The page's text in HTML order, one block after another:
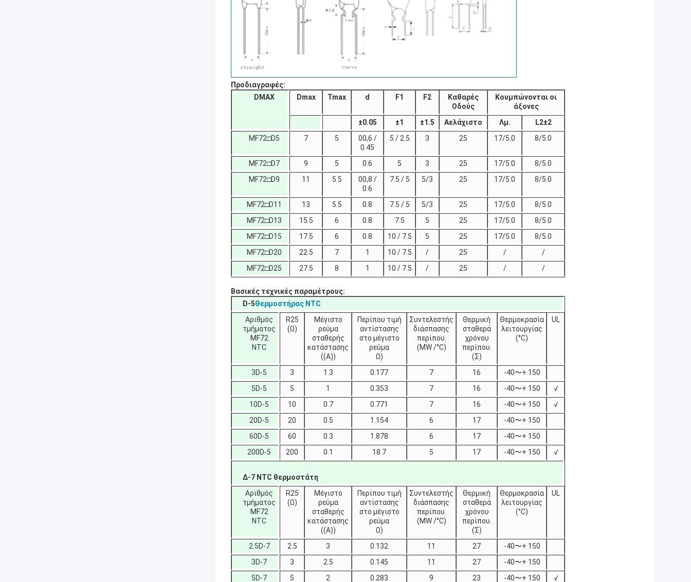
Προδιαγραφές:
DMAX
Dmax Tmax d F1 F2
Καθαρές
Οδούς
Κουμπώνονται οι
άξονες
±0.05 ±1 ±1.5 Αελάχιστο Λμ.
L2±2
MF72□D5
7 5
00,6 /
0.45
5 / 2.5 3 25 17/5.0 8/5.0
MF72□D7 9 5 0.6 5 3 25 17/5.0
8/5.0
MF72□D9
11 5.5
00,8 /
0.6
7.5 / 5 5/3 25 17/5.0 8/5.0
MF72□D11 13 5.5 0.8 7.5 / 5 5/3 25 17/5.0
8/5.0
MF72□D13
15.5 6 0.8 7.5 5 25 17/5.0
8/5.0
MF72□D15
17.5 6 0.8 10 / 7.5 5 25 17/5.0
8/5.0
MF72□D20
22.5 7 1 10 / 7.5 / 25 /
/
MF72□D25
27.5 8 1 10 / 7.5 / 25 / /
Βασικές τεχνικές παραμέτρους:
D-5Θερμοστήρας NTC
Αριθμός
τμήματος
MF72
NTC
R25
(Ω)
Μέγιστο
ρεύμα
σταθερής
κατάστασης
((A))
Περίπου τιμή
αντίστασης
στο μέγιστο
ρεύμα
Ω)
Συντελεστής
διάσπασης
περίπου.
(MW /°C)
Θερμική
σταθερά
χρόνου
περίπου.
(Σ)
Θερμοκρασία
λειτουργίας
(°C)
UL
3D-5 3 1.3 0.177 7 16
-40〜+ 150
5D-5
5 1 0.353 7 16 -40〜+ 150
√
10D-5
10 0.7 0.771 7 16 -40〜+ 150
√
20D-5
20 0.5 1.154 6 17
-40〜+ 150
60D-5
60 0.3 1.878 6 17
-40〜+ 150
200D-5
200 0.1 18.7 5 17 -40〜+ 150 √
Δ-7 NTC θερμοστάτη
Αριθμός
τμήματος
MF72
NTC
R25
(Ω)
Μέγιστο
ρεύμα
σταθερής
κατάστασης
((A))
Περίπου τιμή
αντίστασης
στο μέγιστο
ρεύμα
Ω)
Συντελεστής
διάσπασης
περίπου.
(MW /°C)
Θερμική
σταθερά
χρόνου
περίπου.
(Σ)
Θερμοκρασία
λειτουργίας
(°C)
UL
2.5D-7 2.5 3 0.132 11 27
-40〜+ 150
3D-7
3 2.5 0.145 11 27
-40〜+ 150
5D-7
5 2 0.283 9 23 -40〜+ 150 √